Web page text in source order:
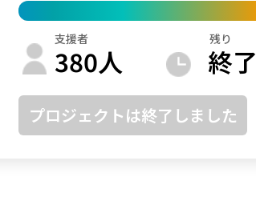
支援者
380人
残り
終了
プロジェクトは終了しました